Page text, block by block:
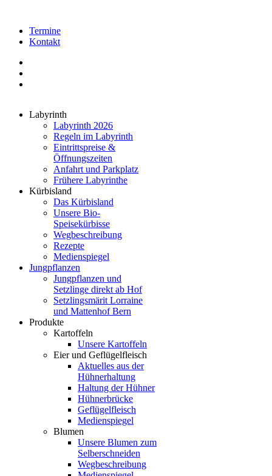
Termine
Kontakt
Labyrinth
Labyrinth 2026
Regeln im Labyrinth
Eintrittspreise &
Öffnungszeiten
Anfahrt und Parkplatz
Frühere Labyrinthe
Kürbisland
Das Kürbisland
Unsere Bio-
Speisekürbisse
Wegbeschreibung
Rezepte
Medienspiegel
Jungpflanzen
Jungpflanzen und
Setzlinge direkt ab Hof
Setzlingsmärit Lorraine
und Mattenhof Bern
Produkte
Kartoffeln
Unsere Kartoffeln
Eier und Geflügelfleisch
Aktuelles aus der
Hühnerhaltung
Haltung der Hühner
Hühnerbrücke
Geflügelfleisch
Medienspiegel
Blumen
Unsere Blumen zum
Selberschneiden
Wegbeschreibung